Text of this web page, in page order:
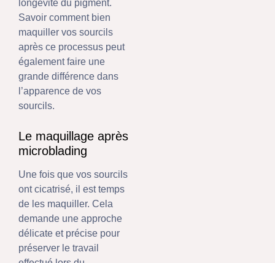
longévité du pigment.
Savoir comment bien
maquiller vos sourcils
après ce processus peut
également faire une
grande différence dans
l’apparence de vos
sourcils.
Le maquillage après
microblading
Une fois que vos sourcils
ont cicatrisé, il est temps
de les maquiller. Cela
demande une approche
délicate et précise pour
préserver le travail